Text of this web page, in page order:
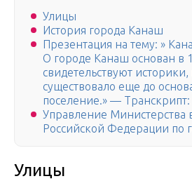
Улицы
История города Канаш
Презентация на тему: »
О городе Канаш основан в
свидетельствуют
существовало еще до
поселение.» — Транскрипт:
Управление Министерства
Российской Федерации по
Улицы